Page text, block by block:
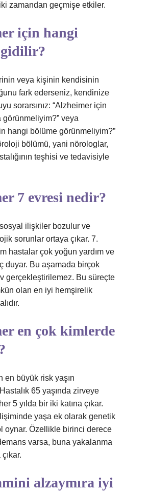
zamandan geçmişe etkiler.
için hangi
veya kişinin kendisinin
fark ederseniz, kendinize
sorarsınız: “Alzheimer için
görünmeliyim?” veya
hangi bölüme görünmeliyim?”
bölümü, yani nörologlar,
teşhisi ve tedavisiyle
7 evresi nedir?
ilişkiler bozulur ve
sorunlar ortaya çıkar. 7.
hastalar çok yoğun yardım ve
duyar. Bu aşamada birçok
gerçekleştirilemez. Bu süreçte
olan en iyi hemşirelik
en çok kimlerde
en büyük risk yaşın
65 yaşında zirveye
5 yılda bir iki katına çıkar.
yaşa ek olarak genetik
oynar. Özellikle birinci derece
varsa, buna yakalanma
alzaymıra iyi